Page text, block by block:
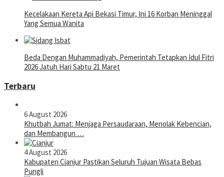
Kecelakaan Kereta Api Bekasi Timur, Ini 16 Korban Meninggal
Yang Semua Wanita
Beda Dengan Muhammadiyah, Pemerintah Tetapkan Idul Fitri
2026 Jatuh Hari Sabtu 21 Maret
Terbaru
6 August 2026
Khutbah Jumat: Menjaga Persaudaraan, Menolak Kebencian,
dan Membangun …
4 August 2026
Kabupaten Cianjur Pastikan Seluruh Tujuan Wisata Bebas
Pungli